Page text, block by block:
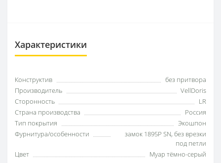
Характеристики
Конструктив
без притвора
Производитель
VellDoris
Сторонность
LR
Страна производства
Россия
Тип покрытия
Экошпон
Фурнитура/особенности
замок 1895Р SN, без врезки
под петли
Цвет
Муар тёмно-серый